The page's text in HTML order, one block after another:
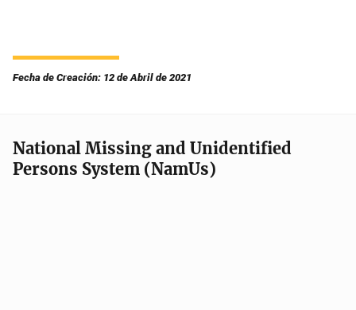
Fecha de Creación: 12 de Abril de 2021
National Missing and Unidentified
Persons System (NamUs)